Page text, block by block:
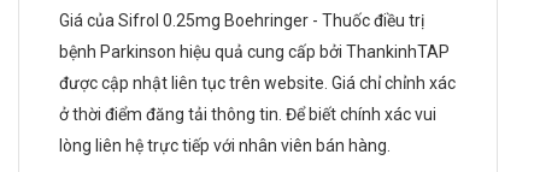
Nếu cần tăng liều thêm nữa, mỗi tuần nên tăng
liều hàng ngày thêm 0,75mg dạng muối cho đến
liều tối đa là 4,5mg dạng muối một ngày.
Lưu ý:Tỉ lệ buồn ngủ sẽ tăng lên khi liều cao
hơn 1,5mg/ngày.
Điều trị duy trì:
Giá của Sifrol 0.25mg Boehringer - Thuốc điều trị
bệnh Parkinson hiệu quả cung cấp bởi ThankinhTAP
được cập nhật liên tục trên website. Giá chỉ chỉnh xác
ở thời điểm đăng tải thông tin. Để biết chính xác vui
lòng liên hệ trực tiếp với nhân viên bán hàng.